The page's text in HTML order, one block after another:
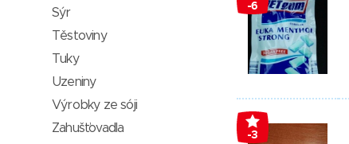
-6
-3
Sýr
Těstoviny
Tuky
Uzeniny
Výrobky ze sóji
Zahušťovadla